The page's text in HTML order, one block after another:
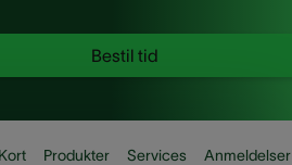
Bestil tid
Kort Produkter Services Anmeldelser